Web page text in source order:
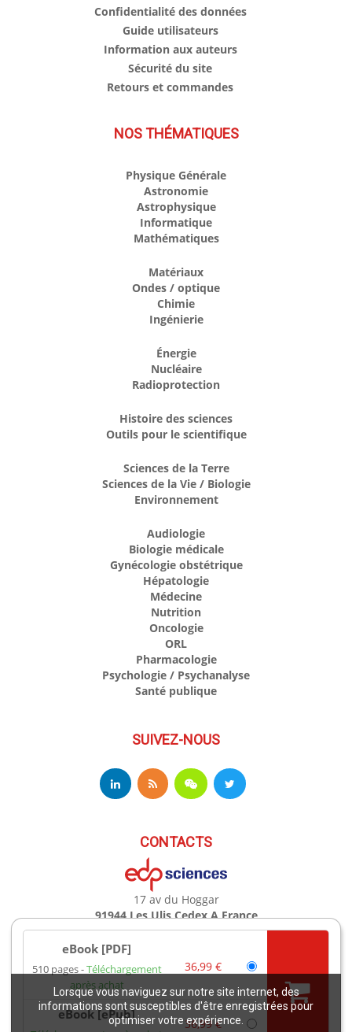
Lorsque vous naviguez sur notre site internet, des
informations sont susceptibles d'être enregistrées pour
optimiser votre expérience.
eBook [PDF]
510 pages Téléchargement
après achat
36,99 €
eBook [ePub]
36,99 €
Confidentialité des données
Guide utilisateurs
Information aux auteurs
Sécurité du site
Retours et commandes
NOS THÉMATIQUES
Physique Générale
Astronomie
Astrophysique
Informatique
Mathématiques
Matériaux
Ondes / optique
Chimie
Ingénierie
Énergie
Nucléaire
Radioprotection
Histoire des sciences
Outils pour le scientifique
Sciences de la Terre
Sciences de la Vie / Biologie
Environnement
Audiologie
Biologie médicale
Gynécologie obstétrique
Hépatologie
Médecine
Nutrition
Oncologie
ORL
Pharmacologie
Psychologie / Psychanalyse
Santé publique
SUIVEZ-NOUS
CONTACTS
17 av du Hoggar
91944 Les Ulis Cedex A France
Téléphone : +33 (0)1 69 18 75 75
Email : books@edpsciences.org
Ouvert du Lundi au Vendredi, de 9h30 à 16h30
Mentions légales